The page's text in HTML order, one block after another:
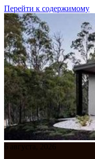
Перейти к содержимому
6 августа, 2026